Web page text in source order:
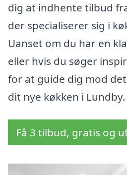
dig at indhente tilbud
der specialiserer sig i
Uanset om du har en
eller hvis du søger
for at guide dig mod
dit nye køkken i Lundby.
Få 3 tilbud, gratis og